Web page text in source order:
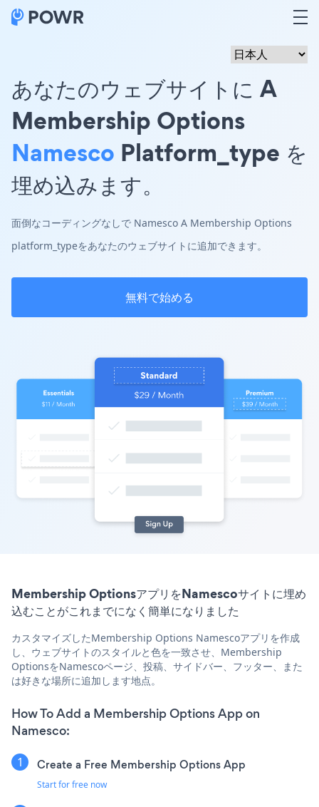
あなたのウェブサイトに A
Membership Options
Namesco Platform_type を
埋め込みます。
面倒なコーディングなしで Namesco A Membership Options
platform_typeをあなたのウェブサイトに追加できます。
無料で始める
Membership OptionsアプリをNamescoサイトに埋め
込むことがこれまでになく簡単になりました
カスタマイズしたMembership Options Namescoアプリを作成
し、ウェブサイトのスタイルと色を一致させ、Membership
OptionsをNamescoページ、投稿、サイドバー、フッター、また
は好きな場所に追加します地点。
How To Add a Membership Options App on
Namesco:
Create a Free Membership Options App
Start for free now